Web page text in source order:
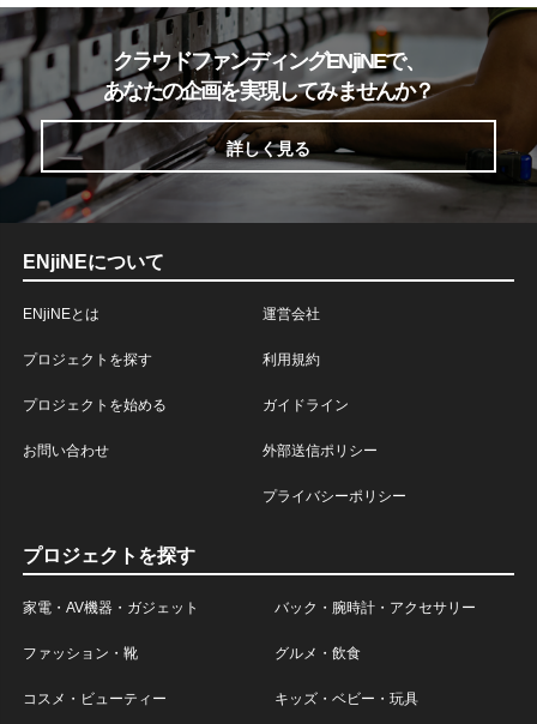
クラウドファンディングENjiNEで、
あなたの企画を実現してみませんか？
詳しく見る
ENjiNEについて
ENjiNEとは
プロジェクトを探す
プロジェクトを始める
お問い合わせ
運営会社
利用規約
ガイドライン
外部送信ポリシー
プライバシーポリシー
プロジェクトを探す
家電・AV機器・ガジェット バック・腕時計・アクセサリー
ファッション・靴 グルメ・飲食
コスメ・ビューティー キッズ・ベビー・玩具